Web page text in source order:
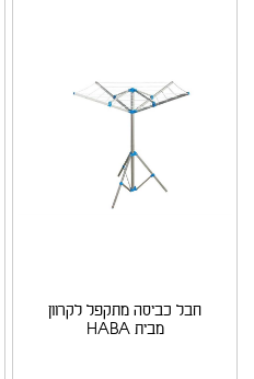
חבל כביסה מתקפל לקרוון
מבית HABA